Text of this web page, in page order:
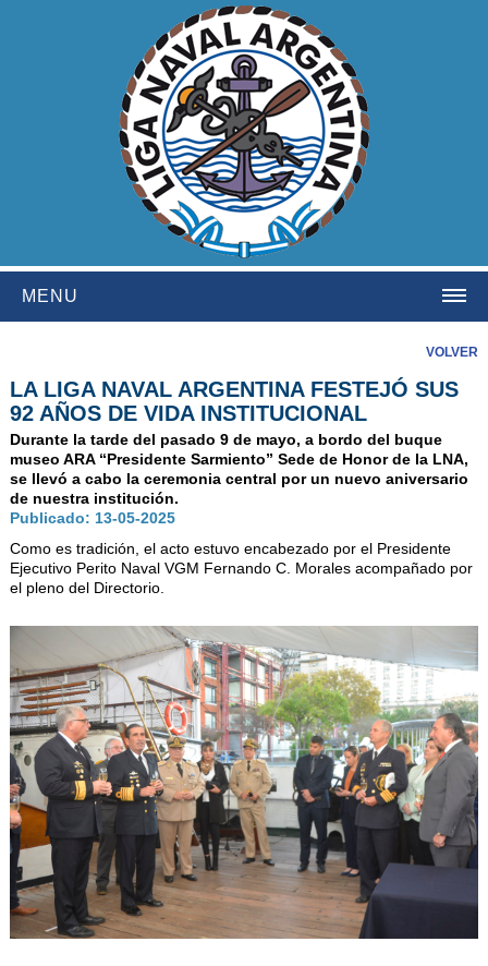
MENU
INSTITUCIONAL
NOSOTROS
HISTORIA
AUTORIDADES
NOTICIAS & ACTIVIDADES
SOCIOS
NEWSLETTER
SUSCRIBIRSE
VER NEWSLETTER
CONTACTO
CONTACTENOS
LIBRO DE VISITAS
VOLVER
LA LIGA NAVAL ARGENTINA FESTEJÓ SUS
92 AÑOS DE VIDA INSTITUCIONAL
Durante la tarde del pasado 9 de mayo, a bordo del buque
museo ARA “Presidente Sarmiento” Sede de Honor de la LNA,
se llevó a cabo la ceremonia central por un nuevo aniversario
de nuestra institución.
Publicado: 13-05-2025
Como es tradición, el acto estuvo encabezado por el Presidente
Ejecutivo Perito Naval VGM Fernando C. Morales acompañado por
el pleno del Directorio.